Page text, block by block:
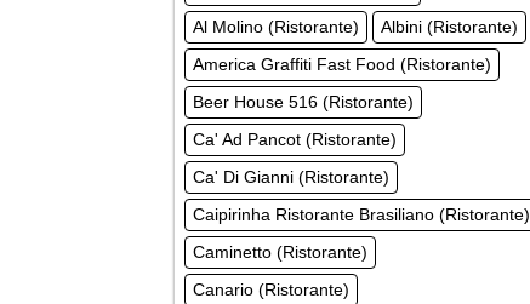
Al Molino (Ristorante)
Albini (Ristorante)
America Graffiti Fast Food (Ristorante)
Beer House 516 (Ristorante)
Ca' Ad Pancot (Ristorante)
Ca' Di Gianni (Ristorante)
Caipirinha Ristorante Brasiliano (Ristorante)
Caminetto (Ristorante)
Canario (Ristorante)